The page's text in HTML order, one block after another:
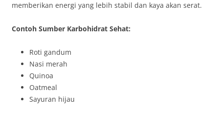
memberikan energi yang lebih stabil dan kaya akan serat.
Contoh Sumber Karbohidrat Sehat:
Roti gandum
Nasi merah
Quinoa
Oatmeal
Sayuran hijau